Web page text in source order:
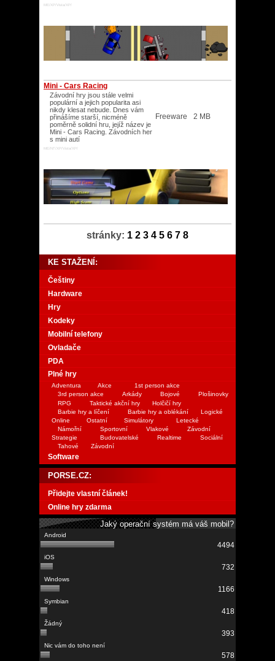
ME/XP/Vista/XP/
Mini - Cars Racing
Závodní hry jsou stále velmi
populární a jejich popularita asi
nikdy klesat nebude. Dnes vám
přinášíme starší, nicméně
poměrně solidní hru, jejíž název je
Mini - Cars Racing. Závodních her
s mini autí
ME/NT/XP/Vista/XP/
Freeware 2 MB
stránky: 1 2 3 4 5 6 7 8
KE STAŽENÍ:
Češtiny
Hardware
Hry
Kodeky
Mobilní telefony
Ovladače
PDA
Plné hry
Adventura Akce
1st person akce
3rd person akce
Arkády Bojové
Plošinovky
RPG
Taktické akční hry
Holčičí hry
Barbie hry a líčení
Barbie hry a oblékání
Logické
Online
Ostatní Simulátory
Letecké
Námořní
Sportovní Vlakové
Závodní
Strategie
Budovatelské Realtime
Sociální
Tahové
Závodní
Software
PORSE.CZ:
Přidejte vlastní článek!
Online hry zdarma
Jaký operační systém má váš mobil?
4494
732
1166
418
393
578